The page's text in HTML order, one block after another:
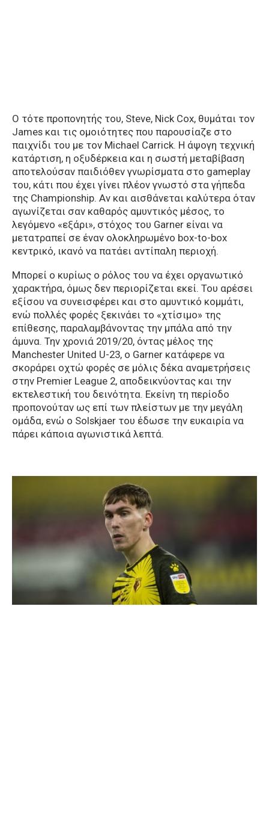
Ο τότε προπονητής του, Steve, Nick Cox, θυμάται τον
James και τις ομοιότητες που παρουσίαζε στο
παιχνίδι του με τον Michael Carrick. Η άψογη τεχνική
κατάρτιση, η οξυδέρκεια και η σωστή μεταβίβαση
αποτελούσαν παιδιόθεν γνωρίσματα στο gameplay
του, κάτι που έχει γίνει πλέον γνωστό στα γήπεδα
της Championship. Αν και αισθάνεται καλύτερα όταν
αγωνίζεται σαν καθαρός αμυντικός μέσος, το
λεγόμενο «εξάρι», στόχος του Garner είναι να
μετατραπεί σε έναν ολοκληρωμένο box-to-box
κεντρικό, ικανό να πατάει αντίπαλη περιοχή.
Μπορεί ο κυρίως ο ρόλος του να έχει οργανωτικό
χαρακτήρα, όμως δεν περιορίζεται εκεί. Του αρέσει
εξίσου να συνεισφέρει και στο αμυντικό κομμάτι,
ενώ πολλές φορές ξεκινάει το «χτίσιμο» της
επίθεσης, παραλαμβάνοντας την μπάλα από την
άμυνα. Την χρονιά 2019/20, όντας μέλος της
Manchester United U-23, ο Garner κατάφερε να
σκοράρει οχτώ φορές σε μόλις δέκα αναμετρήσεις
στην Premier League 2, αποδεικνύοντας και την
εκτελεστική του δεινότητα. Εκείνη τη περίοδο
προπονούταν ως επί των πλείστων με την μεγάλη
ομάδα, ενώ ο Solskjaer του έδωσε την ευκαιρία να
πάρει κάποια αγωνιστικά λεπτά.